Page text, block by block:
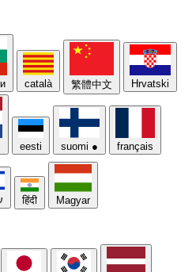
català 繁體中文 Hrvatski
eesti suomi ● français
हिंदी Magyar